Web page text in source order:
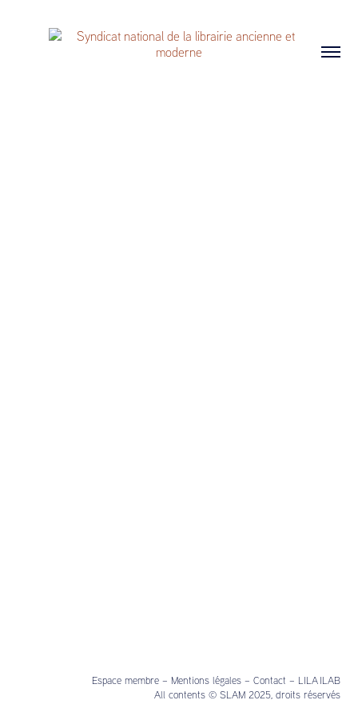
Espace membre– Mentions légales– Contact – LILA ILAB
All contents © SLAM 2025, droits réservés